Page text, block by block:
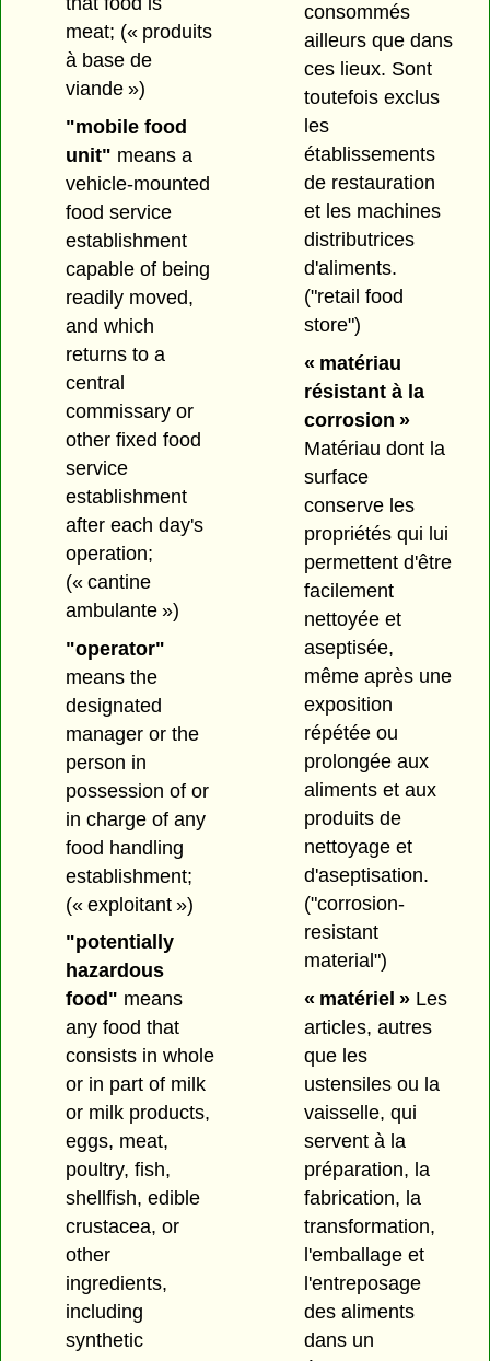
meat; (« produits
à base de
viande »)
"mobile food
unit" means a
vehicle-mounted
food service
establishment
capable of being
readily moved,
and which
returns to a
central
commissary or
other fixed food
service
establishment
after each day's
operation;
(« cantine
ambulante »)
"operator"
means the
designated
manager or the
person in
possession of or
in charge of any
food handling
establishment;
(« exploitant »)
"potentially
hazardous
food" means
any food that
consists in whole
or in part of milk
or milk products,
eggs, meat,
poultry, fish,
shellfish, edible
crustacea, or
other
ingredients,
including
synthetic
consommés
ailleurs que dans
ces lieux. Sont
toutefois exclus
les
établissements
de restauration
et les machines
distributrices
d'aliments.
("retail food
store")
« matériau
résistant à la
corrosion »
Matériau dont la
surface
conserve les
propriétés qui lui
permettent d'être
facilement
nettoyée et
aseptisée,
même après une
exposition
répétée ou
prolongée aux
aliments et aux
produits de
nettoyage et
d'aseptisation.
("corrosion-
resistant
material")
« matériel »Les
articles, autres
que les
ustensiles ou la
vaisselle, qui
servent à la
préparation, la
fabrication, la
transformation,
l'emballage et
l'entreposage
des aliments
dans un